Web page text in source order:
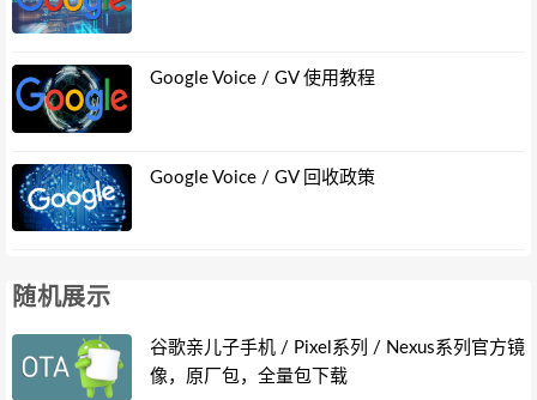
Google Voice / GV 使用教程
Google Voice / GV 回收政策
随机展示
谷歌亲儿子手机 / Pixel系列 / Nexus系列官方镜
像，原厂包，全量包下载